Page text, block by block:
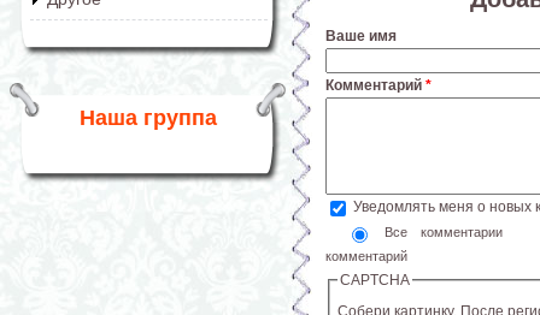
Наша группа
Ваше имя
Комментарий *
Уведомлять меня о новых
Все комментарии
комментарий
CAPTCHA
Собери картинку. После